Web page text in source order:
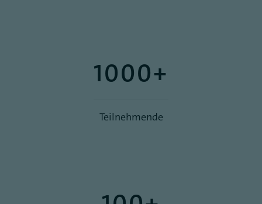
1000+
Teilnehmende